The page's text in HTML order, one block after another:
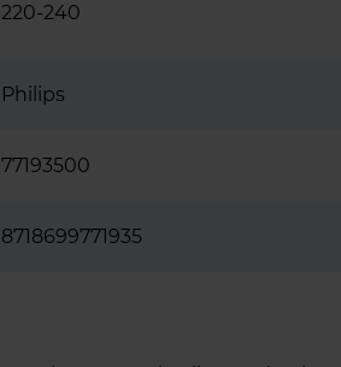
220-240
Philips
77193500
8718699771935